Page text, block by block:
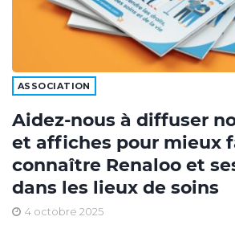
ASSOCIATION
Aidez-nous à diffuser
et affiches pour mieux
connaître Renaloo et
dans les lieux de soins
4 octobre 2025